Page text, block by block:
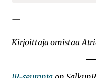
—
Kirjoittaja omistaa